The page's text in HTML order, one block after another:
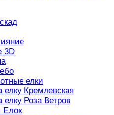
3D
елки
елку Кремлевская
елку Роза Ветров
Елок